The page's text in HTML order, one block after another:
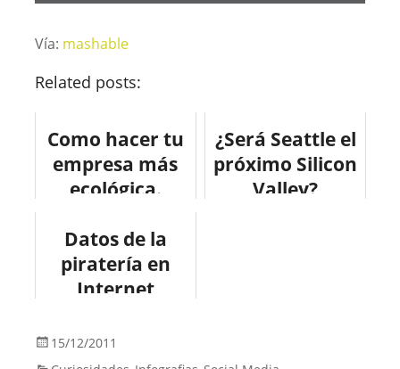
Vía: mashable
Related posts:
Como hacer tu
empresa más
ecológica.
#medioambient
e
¿Será Seattle el
próximo Silicon
Valley?
Datos de la
piratería en
Internet
#infographic
#internet
15/12/2011